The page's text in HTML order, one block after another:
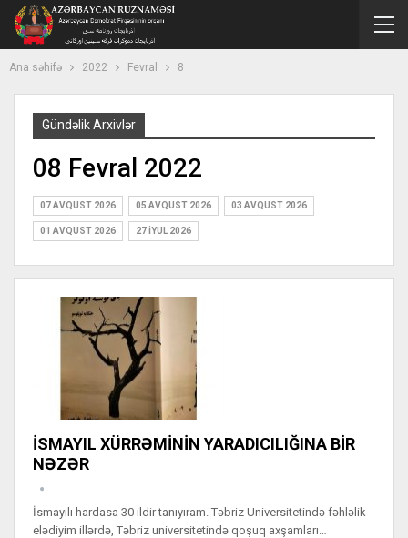
Ana səhifə 2022 Fevral 8
Gündəlik Arxivlər
08 Fevral 2022
07 AVQUST 2026 05 AVQUST 2026 03 AVQUST 2026
01 AVQUST 2026 27 İYUL 2026
İSMAYIL XÜRRƏMİNİN YARADICILIĞINA BİR
NƏZƏR
İsmayılı hardasa 30 ildir tanıyıram. Təbriz Universitetində fəhləlik
elədiyim illərdə, Təbriz universitetində qoşuq axşamları…